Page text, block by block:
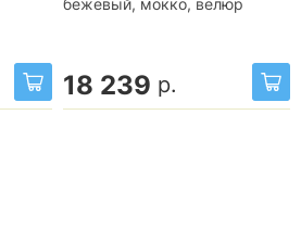
бежевый, мокко, велюр
18 239 р.